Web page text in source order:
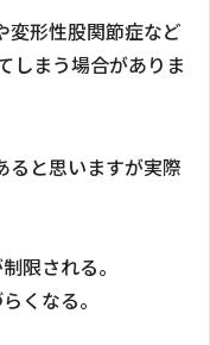
変形性股関節症など
しまう場合がありま
ると思いますが実際
限される。
くなる。